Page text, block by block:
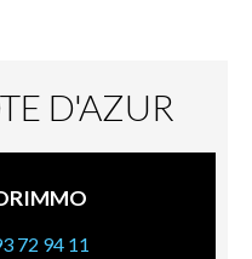
D'AZUR
72 94 11